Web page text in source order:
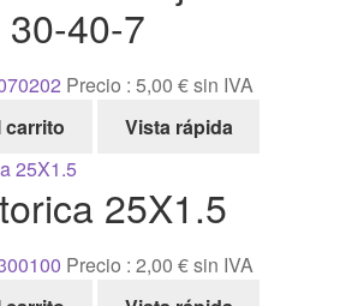
40-7
Precio : 5,00 €sin IVA
carrito
Vista rápida
25X1.5
Precio : 2,00 €sin IVA